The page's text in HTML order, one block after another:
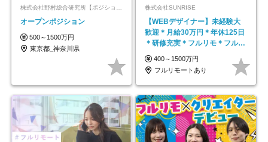
オープンポジション
500～1500万円
東京都_神奈川県
株式会社SUNRISE
【WEBデザイナー】未経験大
歓迎＊月給30万円＊年休125日
＊研修充実＊フルリモ＊フルフ
レックス＊
400～1500万円
フルリモートあり